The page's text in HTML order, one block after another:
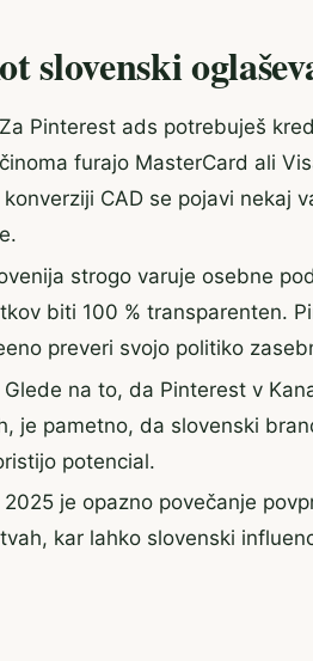
slovenski
Za Pinterest ads potrebuješ
furajo MasterCard ali
konverziji CAD se pojavi nekaj
strogo varuje osebne
biti 100 % transparenten.
preveri svojo politiko
Glede na to, da Pinterest v
je pametno, da slovenski
potencial.
2025 je opazno povečanje
kar lahko slovenski